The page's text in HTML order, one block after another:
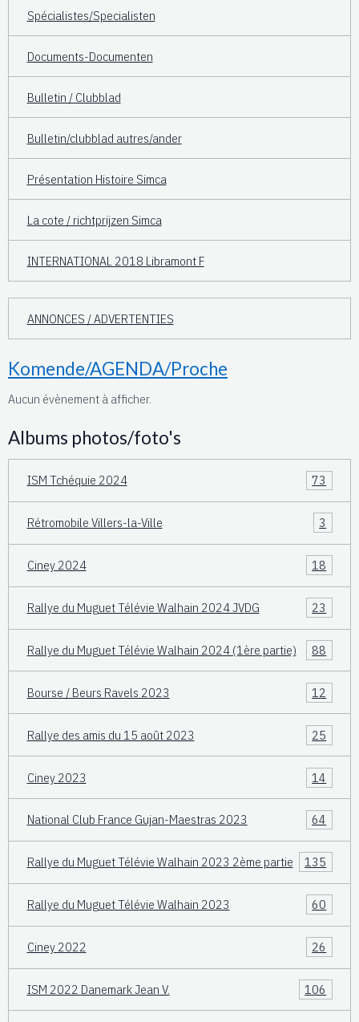
Spécialistes/Specialisten
Documents-Documenten
Bulletin / Clubblad
Bulletin/clubblad autres/ander
Présentation Histoire Simca
La cote / richtprijzen Simca
INTERNATIONAL 2018 Libramont F
ANNONCES / ADVERTENTIES
Komende/AGENDA/Proche
Aucun évènement à afficher.
Albums photos/foto's
ISM Tchéquie 2024 73
Rétromobile Villers-la-Ville 3
Ciney 2024 18
Rallye du Muguet Télévie Walhain 2024 JVDG 23
Rallye du Muguet Télévie Walhain 2024 (1ère partie) 88
Bourse / Beurs Ravels 2023 12
Rallye des amis du 15 août 2023 25
Ciney 2023 14
National Club France Gujan-Maestras 2023 64
Rallye du Muguet Télévie Walhain 2023 2ème partie 135
Rallye du Muguet Télévie Walhain 2023 60
Ciney 2022 26
ISM 2022 Danemark Jean V. 106